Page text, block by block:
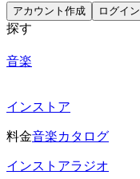
アカウント作成 ログイン
探す
音楽
インストア
料金音楽カタログ
インストアラジオ